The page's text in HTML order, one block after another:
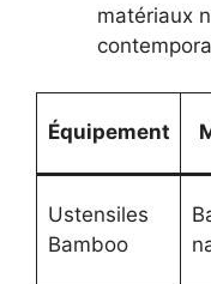
matériaux
Équipement
Ustensiles
Bamboo